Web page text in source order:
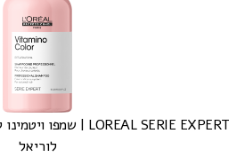
LOREAL SERIE EXPERT | שמפו ויטמינו קולור לשיער צבוע | 500 מ"ל
לוריאל